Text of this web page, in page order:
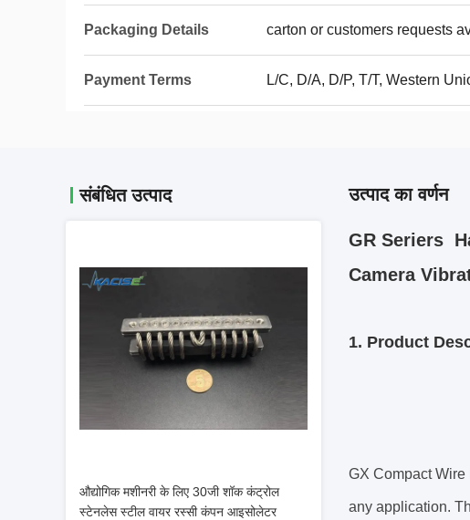
Packaging Details carton or customers requests
Payment Terms L/C, D/A, D/P, T/T, Western
संबंधित उत्पाद
औद्योगिक मशीनरी के लिए 30जी शॉक कंट्रोल
स्टेनलेस स्टील वायर रस्सी कंपन आइसोलेटर
उत्पाद का वर्णन
GR Seriers
Camera
1. Product
GX Compact
any application.